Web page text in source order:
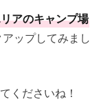
アのキャンプ場
ップしてみまし
くださいね！